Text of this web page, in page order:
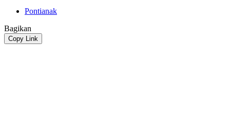
Pontianak
Bagikan
Copy Link